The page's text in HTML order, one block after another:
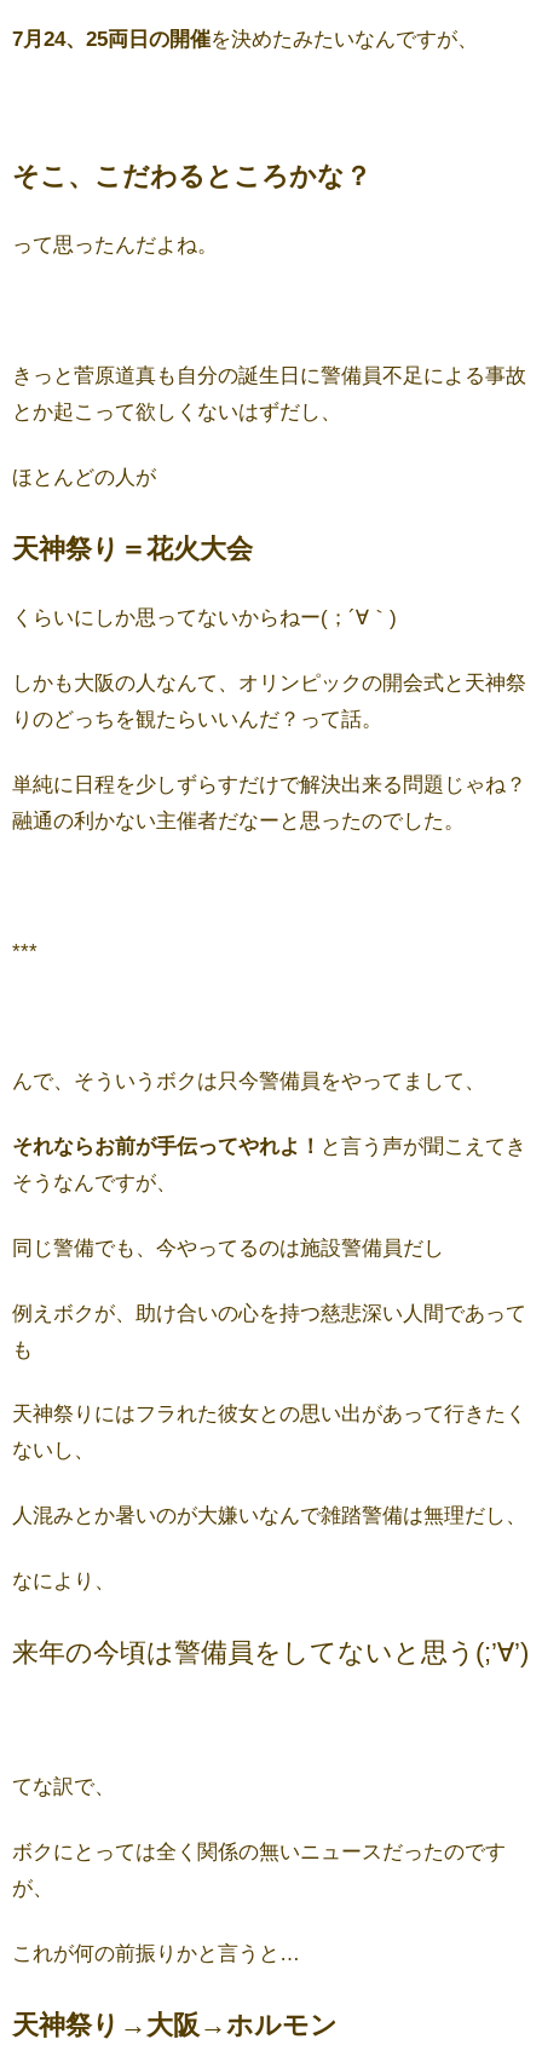
7月24、25両日の開催を決めたみたいなんですが、
そこ、こだわるところかな？
って思ったんだよね。
きっと菅原道真も自分の誕生日に警備員不足による事故
とか起こって欲しくないはずだし、
ほとんどの人が
天神祭り＝花火大会
くらいにしか思ってないからねー(；´∀｀)
しかも大阪の人なんて、オリンピックの開会式と天神祭
りのどっちを観たらいいんだ？って話。
単純に日程を少しずらすだけで解決出来る問題じゃね？
融通の利かない主催者だなーと思ったのでした。
***
んで、そういうボクは只今警備員をやってまして、
それならお前が手伝ってやれよ！ と言う声が聞こえてき
そうなんですが、
同じ警備でも、今やってるのは施設警備員だし
例えボクが、助け合いの心を持つ慈悲深い人間であって
も
天神祭りにはフラれた彼女との思い出があって行きたく
ないし、
人混みとか暑いのが大嫌いなんで雑踏警備は無理だし、
なにより、
来年の今頃は警備員をしてないと思う(;’∀’)
てな訳で、
ボクにとっては全く関係の無いニュースだったのです
が、
これが何の前振りかと言うと…
天神祭り→大阪→ホルモン